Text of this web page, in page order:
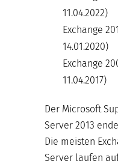
11.04.2022)
Exchange
14.01.2020)
Exchange
11.04.2017)
Der Microsoft
Server 2013
Die meisten
Server laufen